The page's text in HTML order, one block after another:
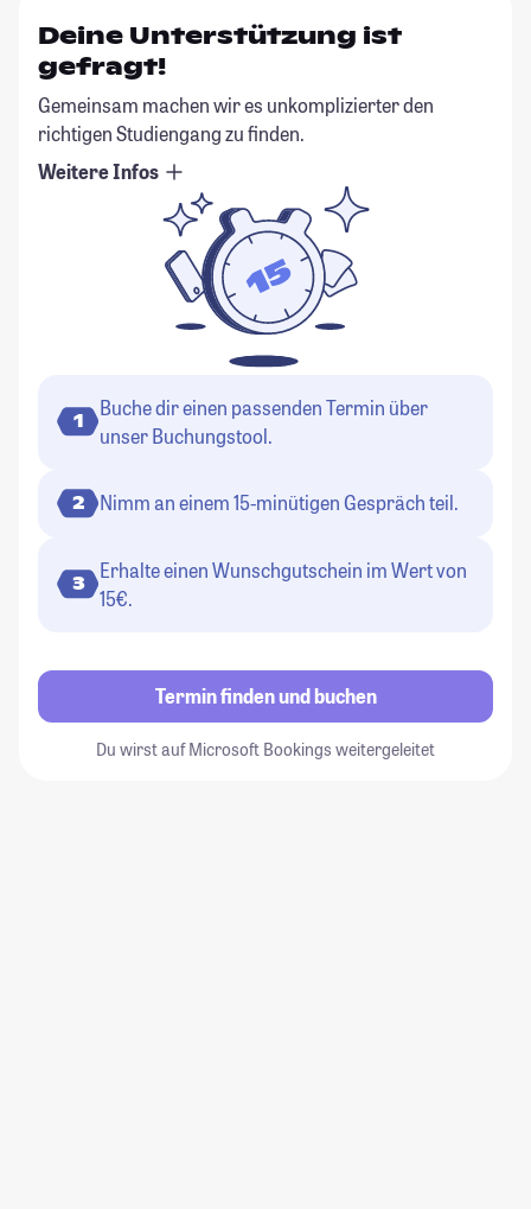
Deine Unterstützung ist
gefragt!
Gemeinsam machen wir es unkomplizierter den
richtigen Studiengang zu finden.
Weitere Infos
1
Buche dir einen passenden Termin über
unser Buchungstool.
2 Nimm an einem 15-minütigen Gespräch teil.
3
Erhalte einen Wunschgutschein im Wert von
15€.
Termin finden und buchen
Du wirst auf Microsoft Bookings weitergeleitet